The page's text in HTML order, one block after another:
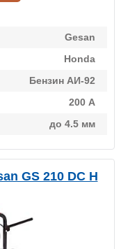
Gesan
Honda
Бензин АИ-92
200 А
до 4.5 мм
GS 210 DC H